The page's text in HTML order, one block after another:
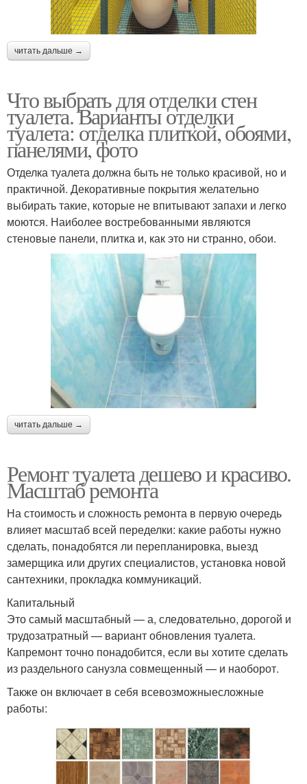
читать дальше →
Что выбрать для отделки стен
туалета. Варианты отделки
туалета: отделка плиткой, обоями,
панелями, фото
Отделка туалета должна быть не только красивой, но и
практичной. Декоративные покрытия желательно
выбирать такие, которые не впитывают запахи и легко
моются. Наиболее востребованными являются
стеновые панели, плитка и, как это ни странно, обои.
читать дальше →
Ремонт туалета дешево и красиво.
Масштаб ремонта
На стоимость и сложность ремонта в первую очередь
влияет масштаб всей переделки: какие работы нужно
сделать, понадобятся ли перепланировка, выезд
замерщика или других специалистов, установка новой
сантехники, прокладка коммуникаций.
Капитальный
Это самый масштабный — а, следовательно, дорогой и
трудозатратный — вариант обновления туалета.
Капремонт точно понадобится, если вы хотите сделать
из раздельного санузла совмещенный — и наоборот.
Также он включает в себя всевозможныесложные
работы: